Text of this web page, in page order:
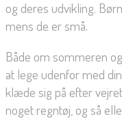
og deres udvikling.
mens de er små.
Både om sommeren
at lege udenfor med
klæde sig på efter
noget regntøj, og så